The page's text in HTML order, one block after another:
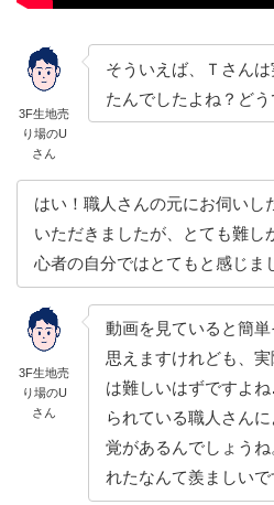
3F生地売
り場のU
さん
そういえば、Ｔさん
たんでしたよね？どう
はい！職人さんの元にお伺いし
いただきましたが、とても難し
心者の自分ではとてもと感じま
3F生地売
り場のU
さん
動画を見ていると簡
思えますけれども、
は難しいはずですよ
られている職人さん
覚があるんでしょう
れたなんて羨ましいで